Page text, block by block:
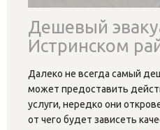
Дешевый
Истринском
Далеко не всегда самый
может предоставить
услуги, нередко они
от чего будет зависеть